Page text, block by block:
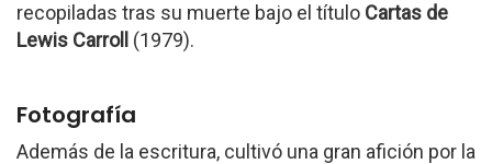
recopiladas tras su muerte bajo el título Cartas de
Lewis Carroll (1979).
Fotografía
Además de la escritura, cultivó una gran afición por la